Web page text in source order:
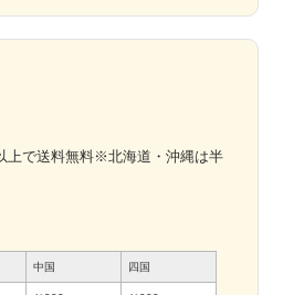
上で送料無料※北海道・沖縄は半
中国 四国